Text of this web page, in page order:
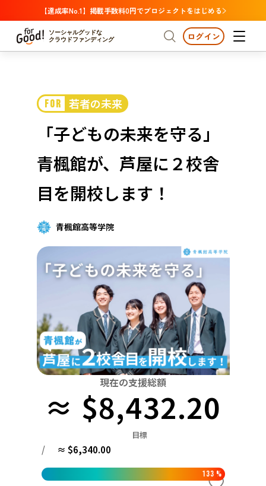
【達成率No.1】掲載手数料0円でプロジェクトをはじめる
ソーシャルグッドな
クラウドファンディング
プロジェクトからさがす
カテゴリーからさがす 国際協力
人権・マイノリティ
中国
四国
九州・沖縄
注目 新着
支援金額が多い
支援人数が多い
終了日が近い
カテゴリーからさがす
国際協力 医療・福祉
子ども・教育
環境・エシカル
人権・マイノリティ
地域からさがす
北海道・東北
北海道 青森 岩手 宮城 秋田
群馬 千葉 東京
新潟 富山 石川 福井 山梨 長野
三重 滋賀 京都 大阪 兵庫 奈良
岡山 広島 山口
愛媛 高知
佐賀 長崎
ログイン
FOR 若者の未来
「子どもの未来を守る」
青楓館が、芦屋に２校舎
目を開校します！
青楓館高等学院
現在の支援総額
≈ $8,432.20
目標
/ ≈ $6,340.00
133 %